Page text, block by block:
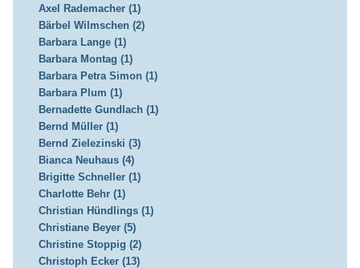
Axel Rademacher (1)
Bärbel Wilmschen (2)
Barbara Lange (1)
Barbara Montag (1)
Barbara Petra Simon (1)
Barbara Plum (1)
Bernadette Gundlach (1)
Bernd Müller (1)
Bernd Zielezinski (3)
Bianca Neuhaus (4)
Brigitte Schneller (1)
Charlotte Behr (1)
Christian Hündlings (1)
Christiane Beyer (5)
Christine Stoppig (2)
Christoph Ecker (13)